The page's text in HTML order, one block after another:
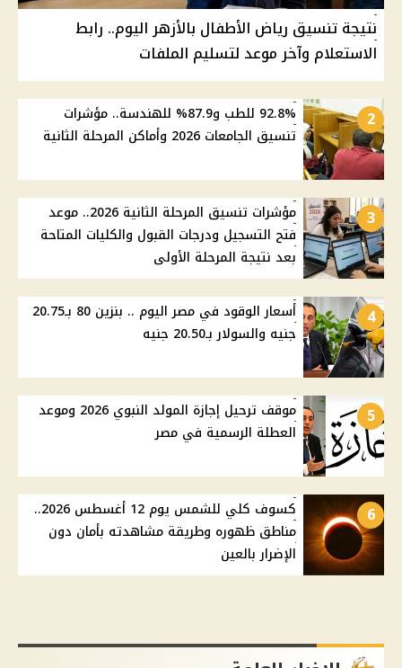
نتيجة تنسيق رياض الأطفال بالأزهر اليوم.. رابط
الاستعلام وآخر موعد لتسليم الملفات
2
92.8% للطب و87.9% للهندسة.. مؤشرات
تنسيق الجامعات 2026 وأماكن المرحلة الثانية
3
مؤشرات تنسيق المرحلة الثانية 2026.. موعد
فتح التسجيل ودرجات القبول والكليات المتاحة
بعد نتيجة المرحلة الأولى
4
أسعار الوقود في مصر اليوم .. بنزين 80 بـ20.75
جنيه والسولار بـ20.50 جنيه
5
موقف ترحيل إجازة المولد النبوي 2026 وموعد
العطلة الرسمية في مصر
6
كسوف كلي للشمس يوم 12 أغسطس 2026..
مناطق ظهوره وطريقة مشاهدته بأمان دون
الإضرار بالعين